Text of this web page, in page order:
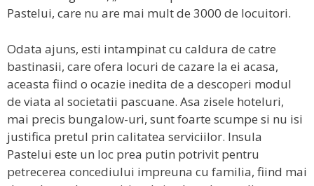
Pastelui, care nu are mai mult de 3000 de locuitori.
Odata ajuns, esti intampinat cu caldura de catre
bastinasii, care ofera locuri de cazare la ei acasa,
aceasta fiind o ocazie inedita de a descoperi modul
de viata al societatii pascuane. Asa zisele hoteluri,
mai precis bungalow-uri, sunt foarte scumpe si nu isi
justifica pretul prin calitatea serviciilor. Insula
Pastelui este un loc prea putin potrivit pentru
petrecerea concediului impreuna cu familia, fiind mai